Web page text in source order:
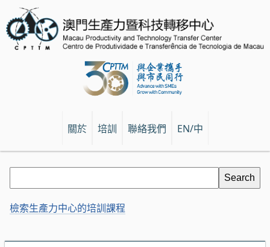
關於 培訓 聯絡我們 EN/中
檢索生產力中心的培訓課程